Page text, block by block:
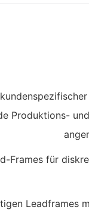
Produktions-
Leadframes